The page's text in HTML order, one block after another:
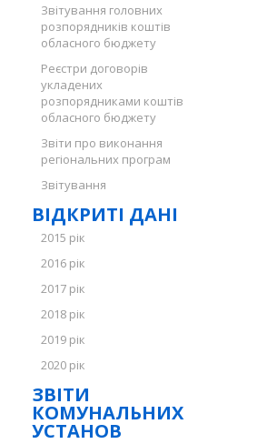
Звітування головних
розпорядників коштів
обласного бюджету
Реєстри договорів
укладених
розпорядниками коштів
обласного бюджету
Звіти про виконання
регіональних програм
Звітування
ВІДКРИТІ ДАНІ
2015 рік
2016 рік
2017 рік
2018 рік
2019 рік
2020 рік
ЗВІТИ
КОМУНАЛЬНИХ
УСТАНОВ